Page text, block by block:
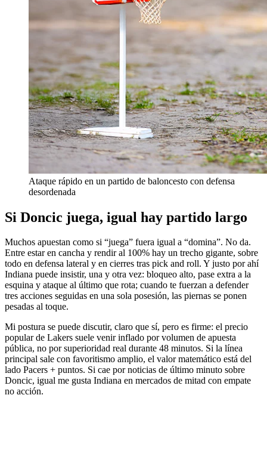
Ataque rápido en un partido de baloncesto con defensa
desordenada
Si Doncic juega, igual hay partido largo
Muchos apuestan como si “juega” fuera igual a “domina”. No da.
Entre estar en cancha y rendir al 100% hay un trecho gigante, sobre
todo en defensa lateral y en cierres tras pick and roll. Y justo por ahí
Indiana puede insistir, una y otra vez: bloqueo alto, pase extra a la
esquina y ataque al último que rota; cuando te fuerzan a defender
tres acciones seguidas en una sola posesión, las piernas se ponen
pesadas al toque.
Mi postura se puede discutir, claro que sí, pero es firme: el precio
popular de Lakers suele venir inflado por volumen de apuesta
pública, no por superioridad real durante 48 minutos. Si la línea
principal sale con favoritismo amplio, el valor matemático está del
lado Pacers + puntos. Si cae por noticias de último minuto sobre
Doncic, igual me gusta Indiana en mercados de mitad con empate
no acción.